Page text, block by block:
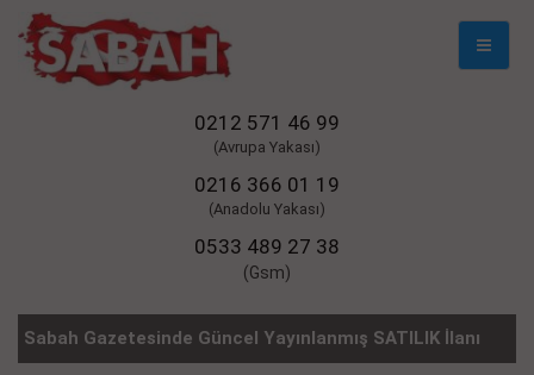
Mobil
0212 571 46 99
(Avrupa Yakası)
0216 366 01 19
(Anadolu Yakası)
0533 489 27 38
(Gsm)
Sabah Gazetesinde Güncel Yayınlanmış SATILIK İlanı